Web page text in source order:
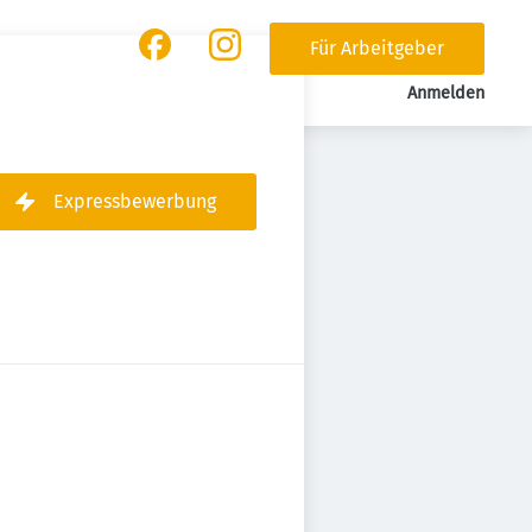
Für Arbeitgeber
Anmelden
Expressbewerbung